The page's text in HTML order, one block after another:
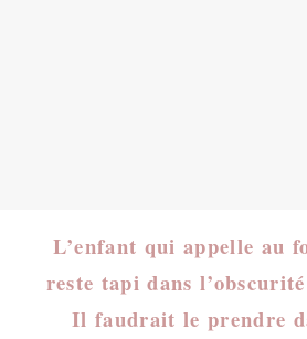
L’enfant qui appelle au
reste tapi dans
Il faudrait le prendre